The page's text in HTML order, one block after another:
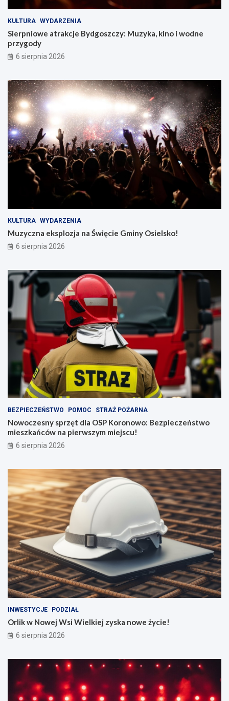
KULTURA WYDARZENIA
Sierpniowe atrakcje Bydgoszczy: Muzyka, kino i wodne
przygody
6 sierpnia 2026
KULTURA WYDARZENIA
Muzyczna eksplozja na Święcie Gminy Osielsko!
6 sierpnia 2026
BEZPIECZEŃSTWO POMOC STRAŻ POŻARNA
Nowoczesny sprzęt dla OSP Koronowo: Bezpieczeństwo
mieszkańców na pierwszym miejscu!
6 sierpnia 2026
INWESTYCJE PODZIAŁ
Orlik w Nowej Wsi Wielkiej zyska nowe życie!
6 sierpnia 2026